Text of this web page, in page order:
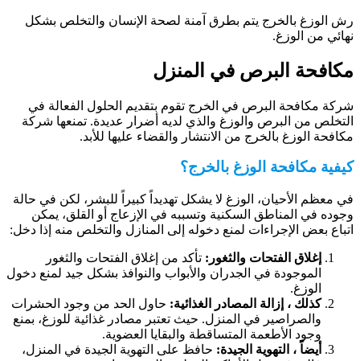
الوزغ بالخرج يتم بطرق آمنة لصحة الإنسان والتخلص بشكل
من الوزغ.
البرص في المنزل
مكافحة البرص في الخرج تقوم بتقديم الحلول الفعالة في
من البرص والوزغ والذي لديه أضرار عديدة. تمنعها شركة
الوزغ بالخرج من الانتشار والقضاء عليها للأبد.
مكافحة الوزغ بالخرج؟
معظم الأحيان، الوزغ لا يشكل تهديداً كبيراً للبشر، لكن في حالة
في المناطق السكنية وتسببه في الإزعاج أو القلق، يمكن
بعض الإجراءات لمنع دخوله إلى المنازل والتخلص منه إذا دخل:
إغلاق الفتحات والثغور: تأكد من إغلاق الفتحات والثغور
الموجودة في الجدران والأبواب والنوافذ بشكل جيد لمنع دخول
الوزغ.
كذلك ، إزالة المصادر الغذائية:حاول الحد من وجود الحشرات
والصراصير في المنزل. حيث تعتبر مصادر غذائية للوزغ، بمنع
وجود الأطعمة المتساقطة والبقايا العضوية.
أيضاً ، التهوية الجيدة:حافظ على التهوية الجيدة في المنزل،